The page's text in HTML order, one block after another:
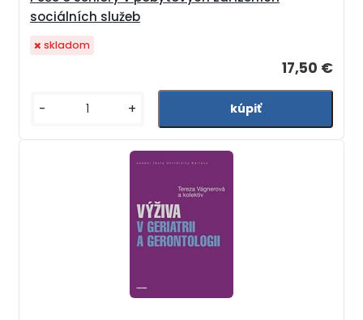
sociálních služeb
17,50 €
skladom
- +